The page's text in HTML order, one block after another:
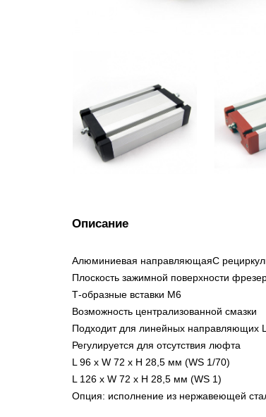
Описание
Алюминиевая направляющаяС
Плоскость зажимной поверхности
Т-образные вставки M6
Возможность централизованной смазки
Подходит для линейных направляющих
Регулируется для отсутствия люфта
L 96 x W 72 x H 28,5 мм (WS 1/70)
L 126 x W 72 x H 28,5 мм (WS 1)
Опция: исполнение из нержавеющей